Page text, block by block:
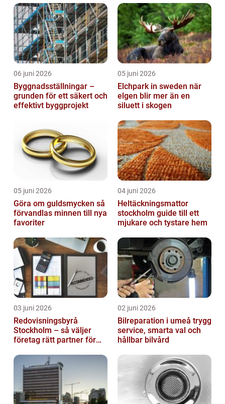
06 juni 2026
Byggnadsställningar –
grunden för ett säkert och
effektivt byggprojekt
05 juni 2026
Elchpark in sweden när
elgen blir mer än en
siluett i skogen
05 juni 2026
Göra om guldsmycken så
förvandlas minnen till nya
favoriter
04 juni 2026
Heltäckningsmattor
stockholm guide till ett
mjukare och tystare hem
03 juni 2026
Redovisningsbyrå
Stockholm – så väljer
företag rätt partner för
02 juni 2026
Bilreparation i umeå trygg
service, smarta val och
hållbar bilvård